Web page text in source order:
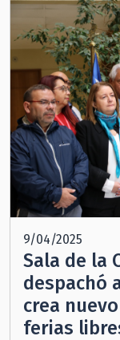
9/04/2025
Sala de la
despachó
crea
ferias